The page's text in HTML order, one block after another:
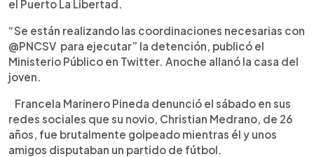
el Puerto La Libertad.
“Se están realizando las coordinaciones necesarias con
@PNCSV para ejecutar” la detención, publicó el
Ministerio Público en Twitter. Anoche allanó la casa del
joven.
Francela Marinero Pineda denunció el sábado en sus
redes sociales que su novio, Christian Medrano, de 26
años, fue brutalmente golpeado mientras él y unos
amigos disputaban un partido de fútbol.